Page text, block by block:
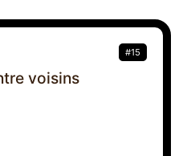
#15
voisins